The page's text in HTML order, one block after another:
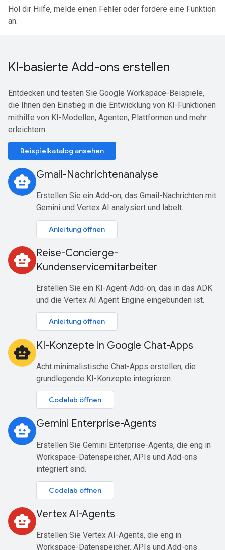
Hol dir Hilfe, melde einen Fehler oder fordere eine Funktion
an.
KI-basierte Add-ons erstellen
Entdecken und testen Sie Google Workspace-Beispiele,
die Ihnen den Einstieg in die Entwicklung von KI-Funktionen
mithilfe von KI-Modellen, Agenten, Plattformen und mehr
erleichtern.
Beispielkatalog ansehen
smart_toy Gmail-Nachrichtenanalyse
Erstellen Sie ein Add-on, das Gmail-Nachrichten mit
Gemini und Vertex AI analysiert und labelt.
Anleitung öffnen
smart_toy Reise-Concierge-
Kundenservicemitarbeiter
Erstellen Sie ein KI-Agent-Add-on, das in das ADK
und die Vertex AI Agent Engine eingebunden ist.
Anleitung öffnen
smart_toy KI-Konzepte in Google Chat-Apps
Acht minimalistische Chat-Apps erstellen, die
grundlegende KI-Konzepte integrieren.
Codelab öffnen
smart_toy Gemini Enterprise-Agents
Erstellen Sie Gemini Enterprise-Agents, die eng in
Workspace-Datenspeicher, APIs und Add-ons
integriert sind.
Codelab öffnen
smart_toy Vertex AI-Agents
Erstellen Sie Vertex AI-Agents, die eng in
Workspace-Datenspeicher, APIs und Add-ons